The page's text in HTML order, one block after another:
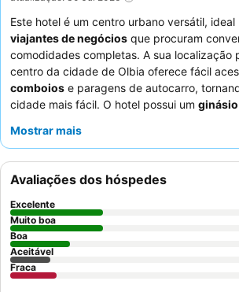
Este hotel é um centro urbano versátil, ideal
viajantes de negócios que procuram
comodidades completas. A sua localização
centro da cidade de Olbia oferece fácil
comboios e paragens de autocarro,
cidade mais fácil. O hotel possui um
fitness típicos de hotéis. Os hóspedes
particularmente a eficiente equipa da
jantar no restaurante junto à piscina. Para
uma estadia tranquila, recomenda-se a
virado para o lado oposto da rua.
Mostrar mais
Avaliações dos hóspedes
Excelente
Muito boa
Boa
Aceitável
Fraca